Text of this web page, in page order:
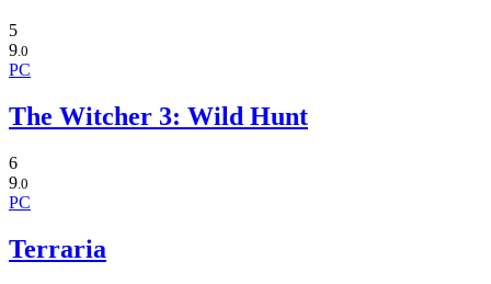
5
9.0
PC
The Witcher 3: Wild Hunt
6
9.0
PC
Terraria